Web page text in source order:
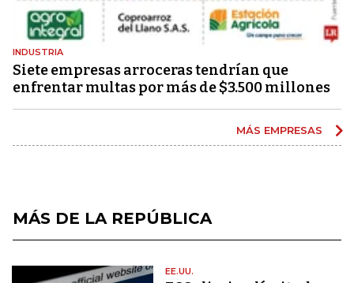
INDUSTRIA
Siete empresas arroceras tendrían que
enfrentar multas por más de $3.500 millones
MÁS EMPRESAS
MÁS DE LA REPÚBLICA
EE.UU.